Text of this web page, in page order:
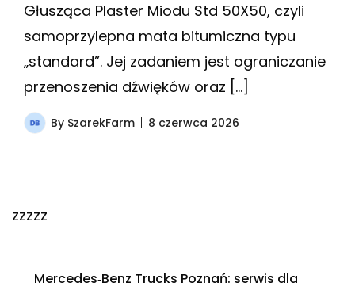
Głusząca Plaster Miodu Std 50X50, czyli
samoprzylepna mata bitumiczna typu
„standard”. Jej zadaniem jest ograniczanie
przenoszenia dźwięków oraz […]
By SzarekFarm 8 czerwca 2026
zzzzz
Mercedes‑Benz Trucks Poznań: serwis dla